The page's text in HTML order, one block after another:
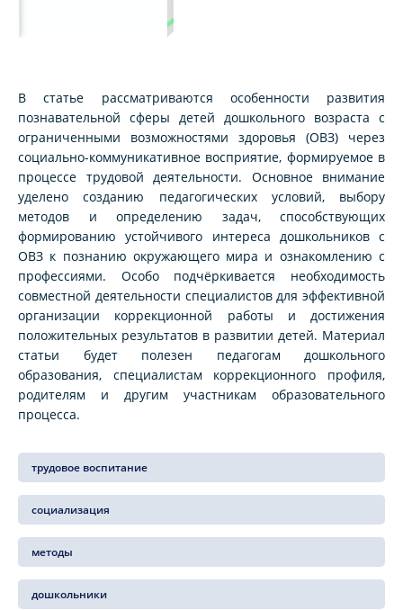
В статье рассматриваются особенности развития
познавательной сферы детей дошкольного возраста с
ограниченными возможностями здоровья (ОВЗ) через
социально-коммуникативное восприятие, формируемое в
процессе трудовой деятельности. Основное внимание
уделено созданию педагогических условий, выбору
методов и определению задач, способствующих
формированию устойчивого интереса дошкольников с
ОВЗ к познанию окружающего мира и ознакомлению с
профессиями. Особо подчёркивается необходимость
совместной деятельности специалистов для эффективной
организации коррекционной работы и достижения
положительных результатов в развитии детей. Материал
статьи будет полезен педагогам дошкольного
образования, специалистам коррекционного профиля,
родителям и другим участникам образовательного
процесса.
трудовое воспитание
социализация
методы
дошкольники